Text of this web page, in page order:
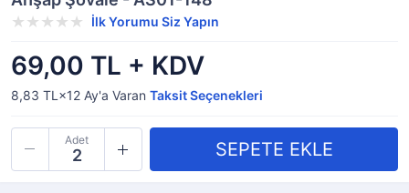
İlk Yorumu Siz Yapın
69,00 TL + KDV
8,83 TL×12 Ay'a Varan Taksit Seçenekleri
Adet